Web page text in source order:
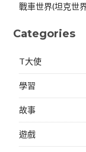
戰車世界(坦克世
Categories
T大使
學習
故事
遊戲